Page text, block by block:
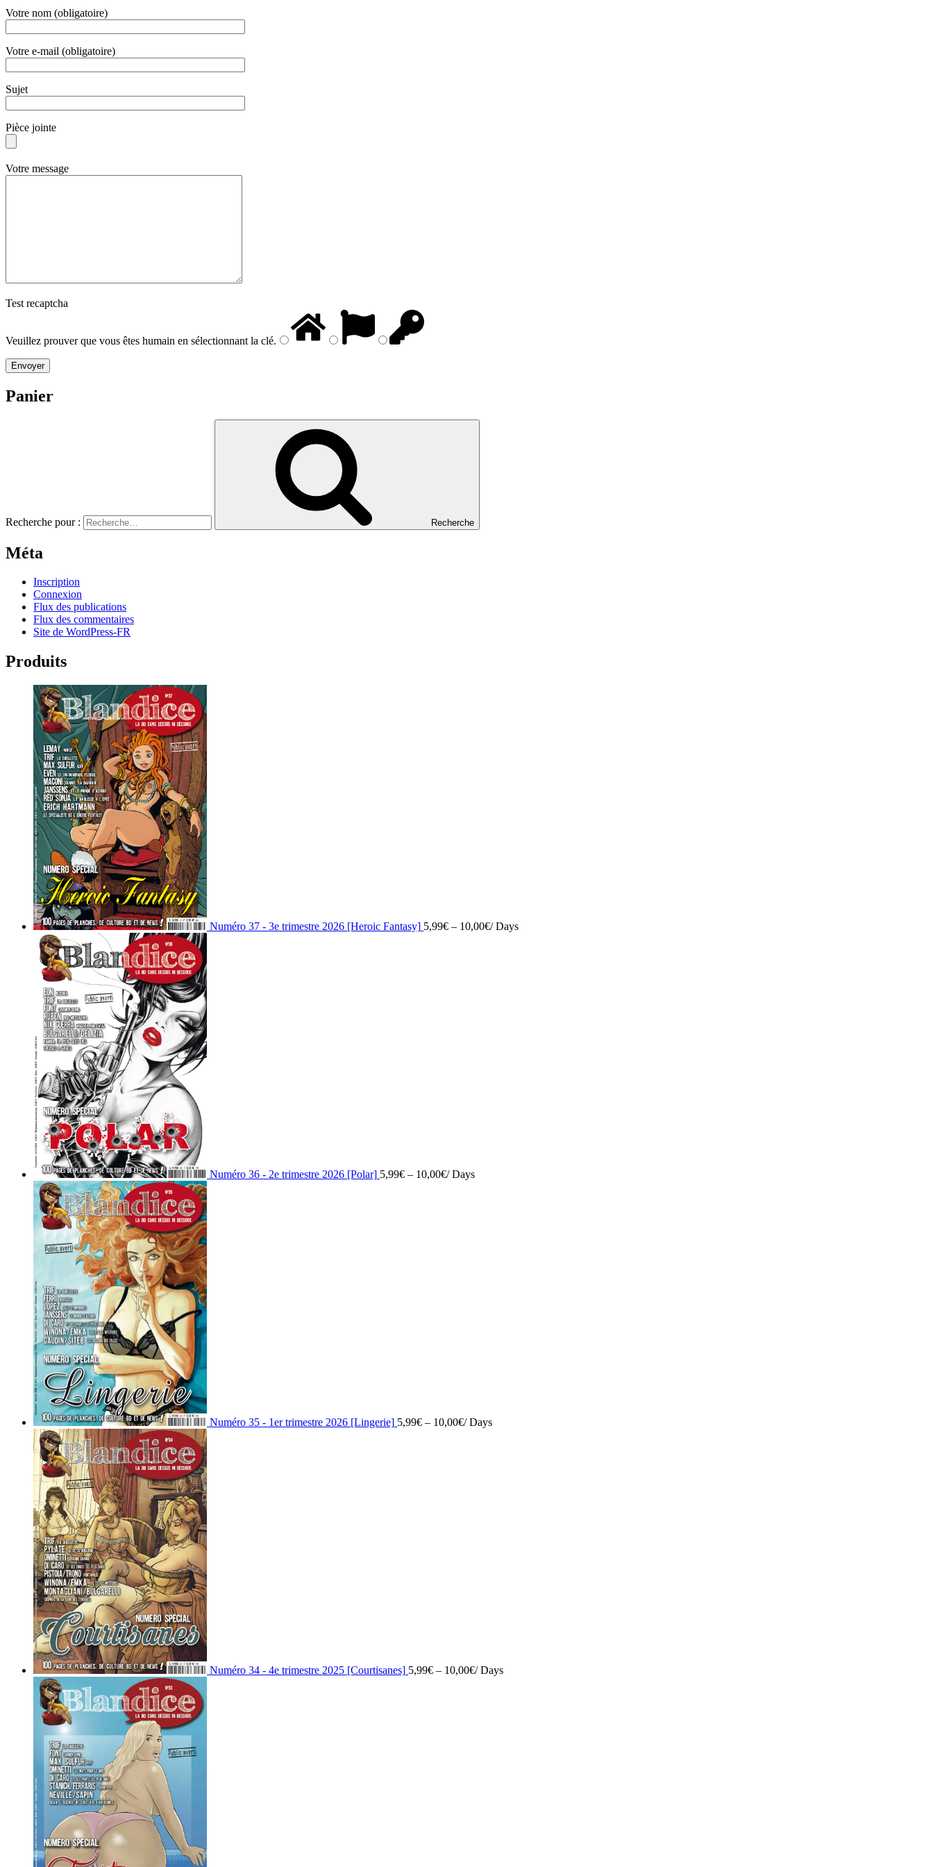
Votre nom (obligatoire)
Votre e-mail (obligatoire)
Sujet
Pièce jointe
Votre message
Test recaptcha
Veuillez prouver que vous êtes humain en sélectionnant la clé.
Panier
Recherche pour : Recherche
Méta
Inscription
Connexion
Flux des publications
Flux des commentaires
Site de WordPress-FR
Produits
Numéro 37 - 3e trimestre 2026 [Heroic Fantasy] 5,99€ – 10,00€/ Days
Numéro 36 - 2e trimestre 2026 [Polar] 5,99€ – 10,00€/ Days
Numéro 35 - 1er trimestre 2026 [Lingerie] 5,99€ – 10,00€/ Days
Numéro 34 - 4e trimestre 2025 [Courtisanes] 5,99€ – 10,00€/ Days